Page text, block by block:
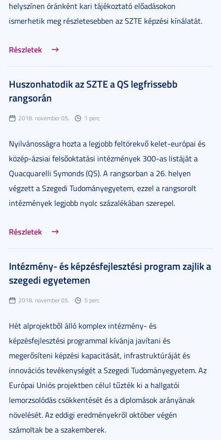
helyszínen óránként kari tájékoztató előadásokon
ismerhetik meg részletesebben az SZTE képzési kínálatát.
Részletek
Huszonhatodik az SZTE a QS legfrissebb
rangsorán
2018. november 05. 1 perc
Nyilvánosságra hozta a legjobb feltörekvő kelet-európai és
közép-ázsiai felsőoktatási intézmények 300-as listáját a
Quacquarelli Symonds (QS). A rangsorban a 26. helyen
végzett a Szegedi Tudományegyetem, ezzel a rangsorolt
intézmények legjobb nyolc százalékában szerepel.
Részletek
Intézmény- és képzésfejlesztési program zajlik a
szegedi egyetemen
2018. november 05. 5 perc
Hét alprojektből álló komplex intézmény- és
képzésfejlesztési programmal kívánja javítani és
megerősíteni képzési kapacitását, infrastruktúráját és
innovációs tevékenységét a Szegedi Tudományegyetem. Az
Európai Uniós projektben célul tűzték ki a hallgatói
lemorzsolódás csökkentését és a diplomások arányának
növelését. Az eddigi eredményekről október végén
számoltak be a szakemberek.